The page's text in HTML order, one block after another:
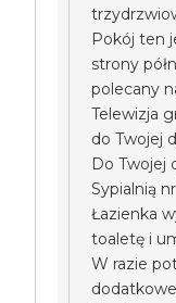
Pokój ten
strony
polecany
Telewizja
do Twojej
Do Twojej
Sypialnią nr
Łazienka
toaletę i
W razie
dodatkowe